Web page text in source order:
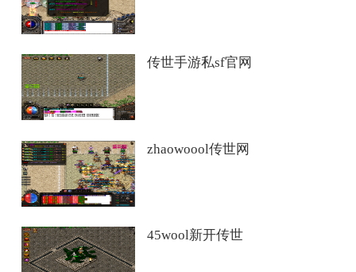
传世手游私sf官网
zhaowoool传世网
45wool新开传世